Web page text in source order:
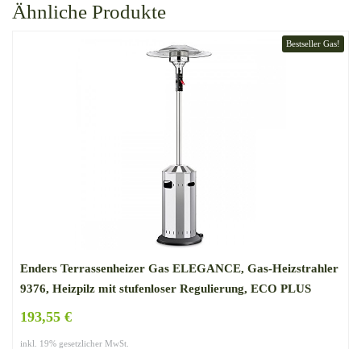
Ähnliche Produkte
Bestseller Gas!
Enders Terrassenheizer Gas ELEGANCE, Gas-Heizstrahler
9376, Heizpilz mit stufenloser Regulierung, ECO PLUS
193,55 €
inkl. 19% gesetzlicher MwSt.